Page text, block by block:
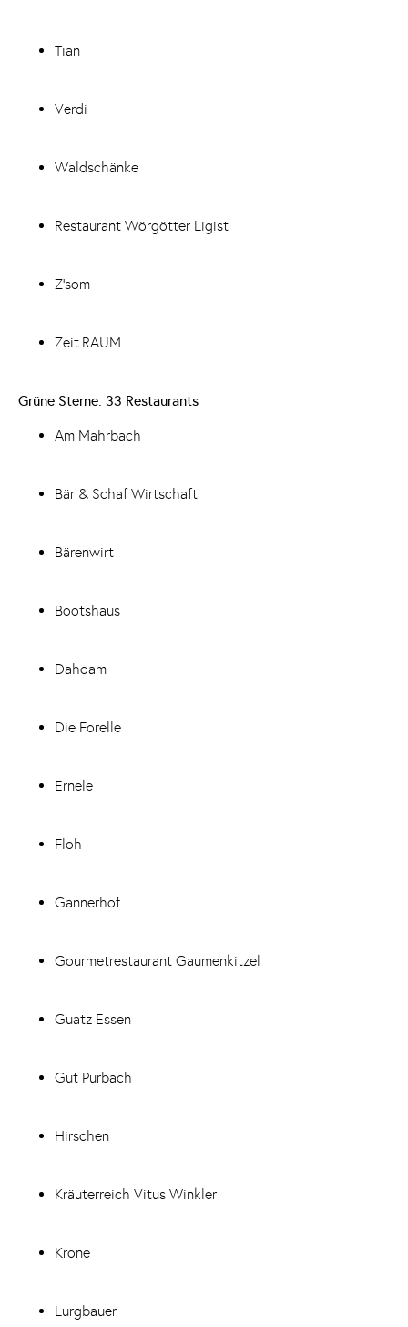
Tian
Verdi
Waldschänke
Restaurant Wörgötter Ligist
Z‘som
Zeit.RAUM
Grüne Sterne: 33 Restaurants
Am Mahrbach
Bär & Schaf Wirtschaft
Bärenwirt
Bootshaus
Dahoam
Die Forelle
Ernele
Floh
Gannerhof
Gourmetrestaurant Gaumenkitzel
Guatz Essen
Gut Purbach
Hirschen
Kräuterreich Vitus Winkler
Krone
Lurgbauer